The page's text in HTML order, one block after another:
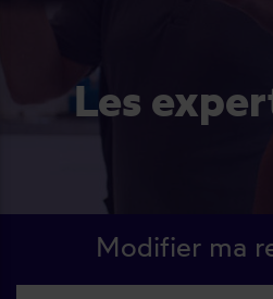
Les experts du volet
Modifier ma